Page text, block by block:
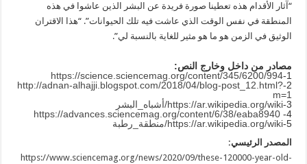
“آثار الأقدام هذه تعطينا صورة فريدة عن البشر الذين عاشوا في هذه
المنطقة في نفس الوقت الذي عاشت فيه تلك الحيوانات”. “هذا الاقتران
الوثيق في الزمن هو ما هو مثير للغاية بالنسبة لي”.
مصادر من داخل وخارج النص:
1-
https://science.sciencemag.org/content/345/6200/994
2-
http://adnan-alhajji.blogspot.com/2018/04/blog-post_12.html?
m=1
3-
https://ar.wikipedia.org/wiki/أشباه_البشر
4-
https://advances.sciencemag.org/content/6/38/eaba8940
5-
https://ar.wikipedia.org/wiki/منطقة_رطبة
المصدر الرئيسي:
https://www.sciencemag.org/news/2020/09/these-120000-year-old-